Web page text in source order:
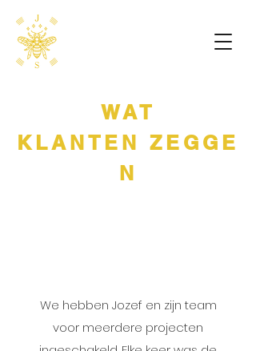
WAT
KLANTEN ZEGGE
N
We hebben Jozef en zijn team
voor meerdere projecten